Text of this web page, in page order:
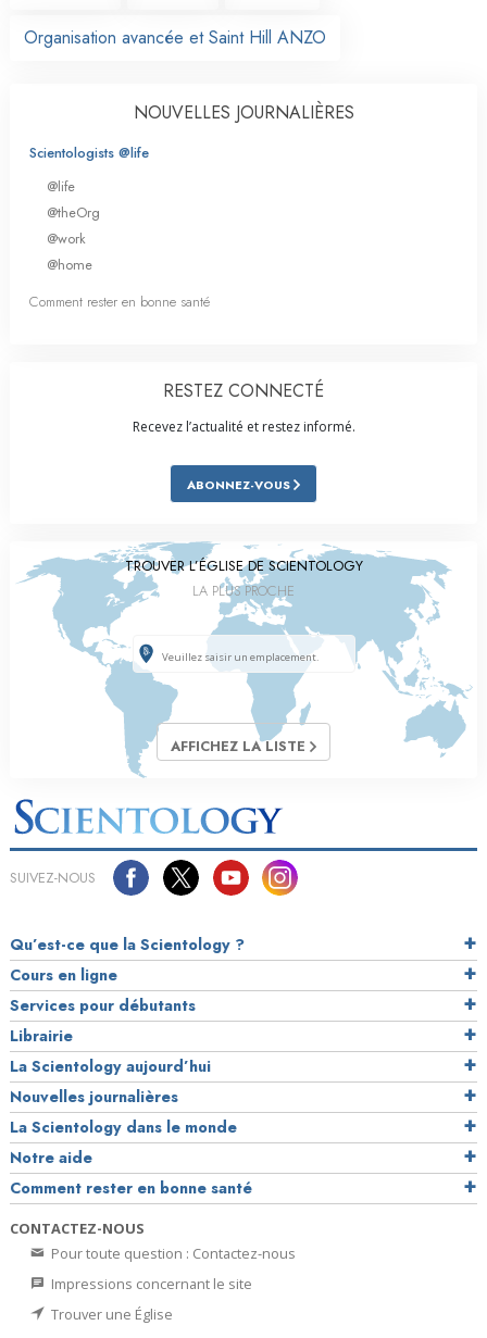
Organisation avancée et Saint Hill ANZO
NOUVELLES JOURNALIÈRES
Scientologists @life
@life
@theOrg
@work
@home
Comment rester en bonne santé
RESTEZ CONNECTÉ
Recevez l’actualité et restez informé.
ABONNEZ-VOUS
TROUVER L’ÉGLISE DE SCIENTOLOGY
LA PLUS PROCHE
AFFICHEZ LA LISTE
SUIVEZ-NOUS
Qu’est-ce que la Scientology ?
Cours en ligne
Services pour débutants
Librairie
La Scientology aujourd’hui
Nouvelles journalières
La Scientology dans le monde
Notre aide
Comment rester en bonne santé
CONTACTEZ-NOUS
Pour toute question : Contactez-nous
Impressions concernant le site
Trouver une Église